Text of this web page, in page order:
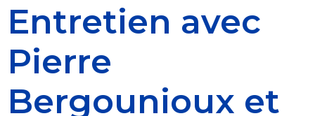
Entretien avec
Pierre
Bergounioux et